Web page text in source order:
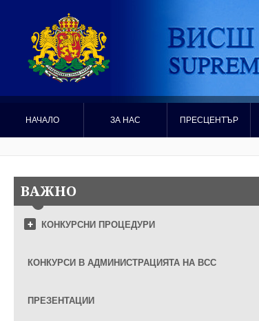
НАЧАЛО ЗА НАС ПРЕСЦЕНТЪР
ВАЖНО
КОНКУРСНИ ПРОЦЕДУРИ
КОНКУРСИ В АДМИНИСТРАЦИЯТА НА ВСС
ПРЕЗЕНТАЦИИ